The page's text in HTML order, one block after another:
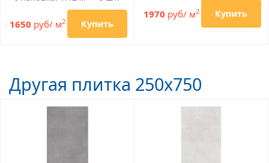
1650 руб/ м2 Купить
1970 руб/ м2 Купить
Другая плитка 250x750